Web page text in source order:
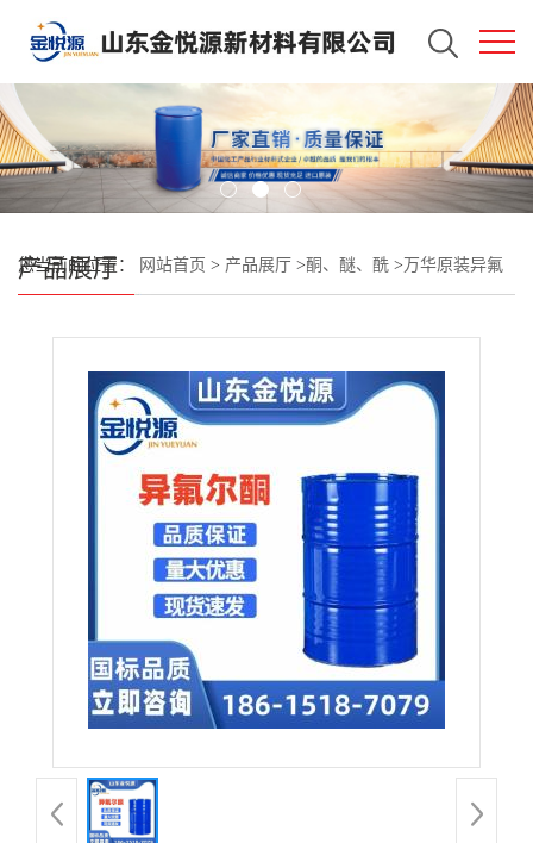
产品展厅
您当前的位置： 网站首页 > 产品展厅 >酮、醚、酰 > 万华原装异氟